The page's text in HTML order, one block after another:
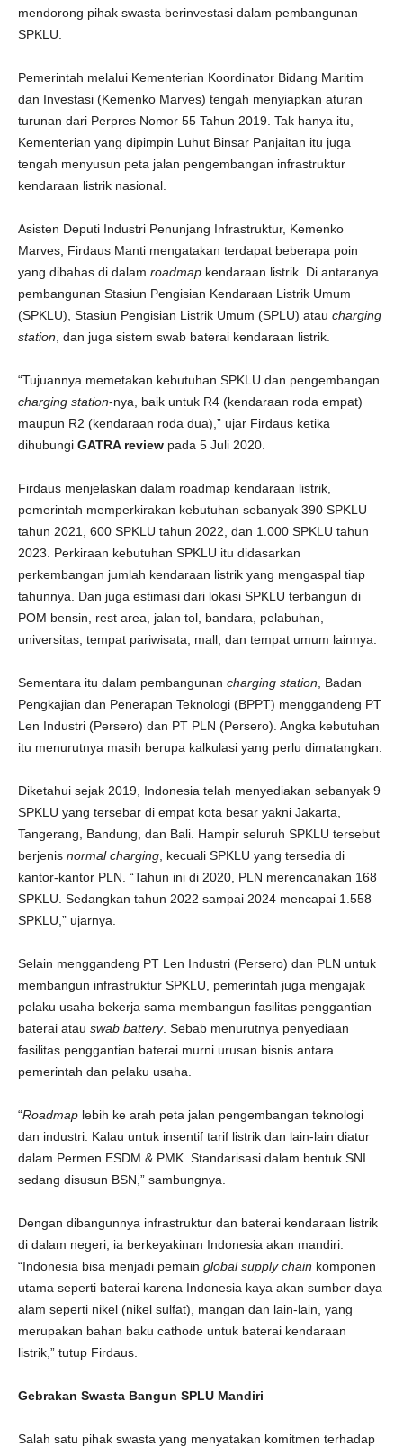
mendorong pihak swasta berinvestasi dalam pembangunan
SPKLU.
Pemerintah melalui Kementerian Koordinator Bidang Maritim
dan Investasi (Kemenko Marves) tengah menyiapkan aturan
turunan dari Perpres Nomor 55 Tahun 2019. Tak hanya itu,
Kementerian yang dipimpin Luhut Binsar Panjaitan itu juga
tengah menyusun peta jalan pengembangan infrastruktur
kendaraan listrik nasional.
Asisten Deputi Industri Penunjang Infrastruktur, Kemenko
Marves, Firdaus Manti mengatakan terdapat beberapa poin
yang dibahas di dalam roadmap kendaraan listrik. Di antaranya
pembangunan Stasiun Pengisian Kendaraan Listrik Umum
(SPKLU), Stasiun Pengisian Listrik Umum (SPLU) atau charging
station , dan juga sistem swab baterai kendaraan listrik.
“Tujuannya memetakan kebutuhan SPKLU dan pengembangan
charging station-nya, baik untuk R4 (kendaraan roda empat)
maupun R2 (kendaraan roda dua),” ujar Firdaus ketika
dihubungi GATRA review pada 5 Juli 2020.
Firdaus menjelaskan dalam roadmap kendaraan listrik,
pemerintah memperkirakan kebutuhan sebanyak 390 SPKLU
tahun 2021, 600 SPKLU tahun 2022, dan 1.000 SPKLU tahun
2023. Perkiraan kebutuhan SPKLU itu didasarkan
perkembangan jumlah kendaraan listrik yang mengaspal tiap
tahunnya. Dan juga estimasi dari lokasi SPKLU terbangun di
POM bensin, rest area, jalan tol, bandara, pelabuhan,
universitas, tempat pariwisata, mall, dan tempat umum lainnya.
Sementara itu dalam pembangunan charging station , Badan
Pengkajian dan Penerapan Teknologi (BPPT) menggandeng PT
Len Industri (Persero) dan PT PLN (Persero). Angka kebutuhan
itu menurutnya masih berupa kalkulasi yang perlu dimatangkan.
Diketahui sejak 2019, Indonesia telah menyediakan sebanyak 9
SPKLU yang tersebar di empat kota besar yakni Jakarta,
Tangerang, Bandung, dan Bali. Hampir seluruh SPKLU tersebut
berjenis normal charging , kecuali SPKLU yang tersedia di
kantor-kantor PLN. “Tahun ini di 2020, PLN merencanakan 168
SPKLU. Sedangkan tahun 2022 sampai 2024 mencapai 1.558
SPKLU,” ujarnya.
Selain menggandeng PT Len Industri (Persero) dan PLN untuk
membangun infrastruktur SPKLU, pemerintah juga mengajak
pelaku usaha bekerja sama membangun fasilitas penggantian
baterai atau swab battery. Sebab menurutnya penyediaan
fasilitas penggantian baterai murni urusan bisnis antara
pemerintah dan pelaku usaha.
“Roadmap lebih ke arah peta jalan pengembangan teknologi
dan industri. Kalau untuk insentif tarif listrik dan lain-lain diatur
dalam Permen ESDM & PMK. Standarisasi dalam bentuk SNI
sedang disusun BSN,” sambungnya.
Dengan dibangunnya infrastruktur dan baterai kendaraan listrik
di dalam negeri, ia berkeyakinan Indonesia akan mandiri.
“Indonesia bisa menjadi pemain global supply chain komponen
utama seperti baterai karena Indonesia kaya akan sumber daya
alam seperti nikel (nikel sulfat), mangan dan lain-lain, yang
merupakan bahan baku cathode untuk baterai kendaraan
listrik,” tutup Firdaus.
Gebrakan Swasta Bangun SPLU Mandiri
Salah satu pihak swasta yang menyatakan komitmen terhadap